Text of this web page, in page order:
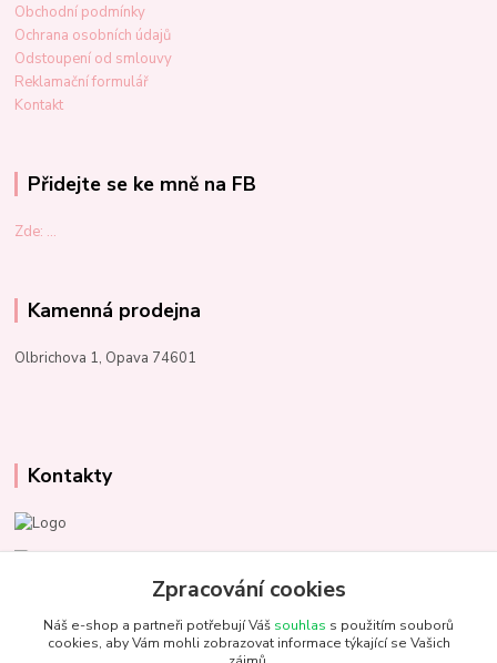
Obchodní podmínky
Ochrana osobních údajů
Odstoupení od smlouvy
Reklamační formulář
Kontakt
Přidejte se ke mně na FB
Zde: ...
Kamenná prodejna
Olbrichova 1, Opava 74601
Kontakty
Marcela Kupková
+420 731 153 484
info@unezbednychklubicek.cz
Zpracování cookies
Náš e-shop a partneři potřebují Váš souhlas s použitím souborů
cookies, aby Vám mohli zobrazovat informace týkající se Vašich